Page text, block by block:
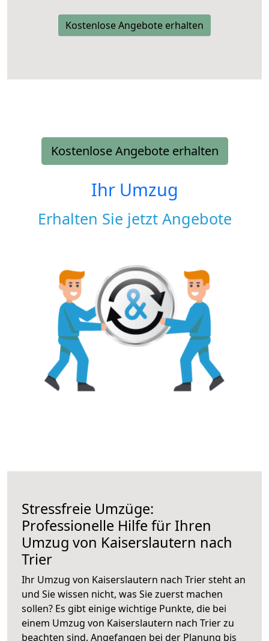
Kostenlose Angebote erhalten
Kostenlose Angebote erhalten
Ihr Umzug
Erhalten Sie jetzt Angebote
Stressfreie Umzüge:
Professionelle Hilfe für Ihren
Umzug von Kaiserslautern nach
Trier
Ihr Umzug von Kaiserslautern nach Trier steht an
und Sie wissen nicht, was Sie zuerst machen
sollen? Es gibt einige wichtige Punkte, die bei
einem Umzug von Kaiserslautern nach Trier zu
beachten sind. Angefangen bei der Planung bis